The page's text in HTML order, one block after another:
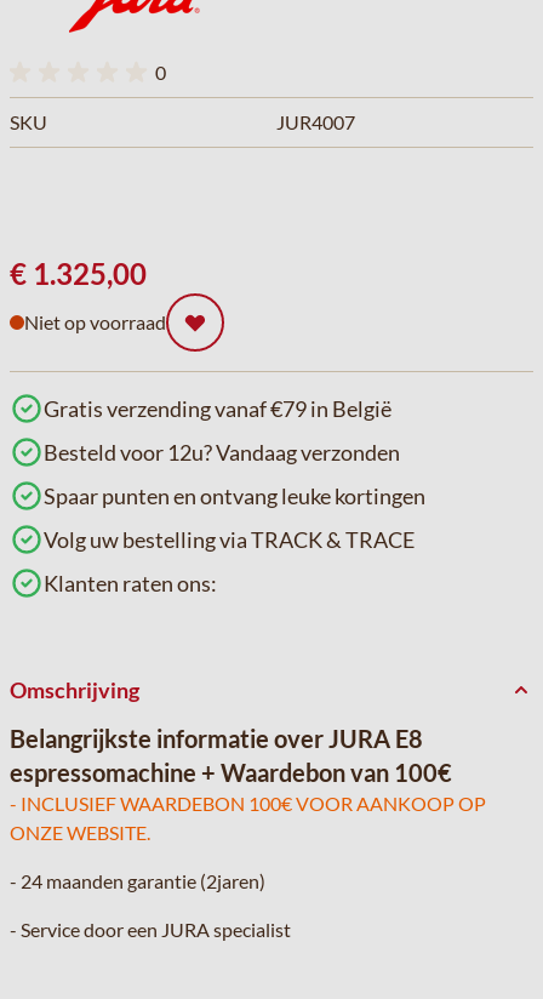
0
SKU JUR4007
€ 1.325,00
Niet op voorraad
Gratis verzending vanaf €79 in België
Besteld voor 12u? Vandaag verzonden
Spaar punten en ontvang leuke kortingen
Volg uw bestelling via TRACK & TRACE
Klanten raten ons:
Omschrijving
Belangrijkste informatie over JURA E8
espressomachine + Waardebon van 100€
- INCLUSIEF WAARDEBON 100€ VOOR AANKOOP OP
ONZE WEBSITE.
- 24 maanden garantie (2jaren)
- Service door een JURA specialist